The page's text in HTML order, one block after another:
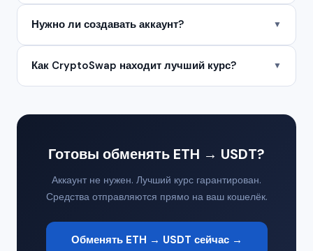
Нужно ли создавать аккаунт? ▼
Как CryptoSwap находит лучший курс? ▼
Готовы обменять ETH → USDT?
Аккаунт не нужен. Лучший курс гарантирован.
Средства отправляются прямо на ваш кошелёк.
Обменять ETH → USDT сейчас →